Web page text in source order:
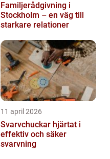
Familjerådgivning i
Stockholm – en väg till
starkare relationer
11 april 2026
Svarvchuckar hjärtat i
effektiv och säker
svarvning